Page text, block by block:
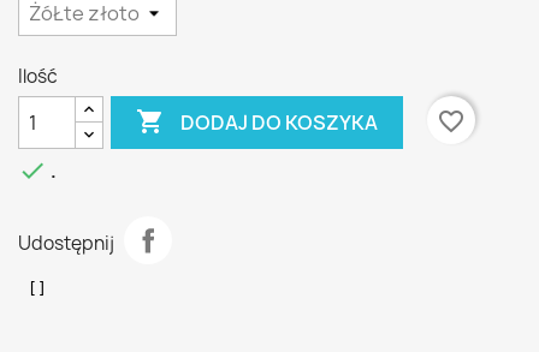
Ilość
 DODAJ DO KOSZYKA
favorite_border
 .
Udostępnij